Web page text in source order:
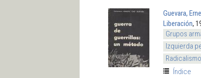
Guevara,
Liberación,
Grupos
Izquierda
Índice